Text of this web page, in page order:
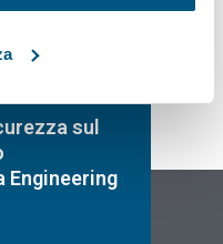
sul
Engineering